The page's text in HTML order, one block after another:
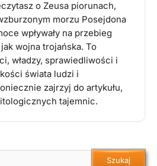
o Zeusa piorunach,
morzu Posejdona
wpływały na przebieg
wojna trojańska. To
władzy, sprawiedliwości i
świata ludzi i
zajrzyj do artykułu,
tajemnic.
Szukaj